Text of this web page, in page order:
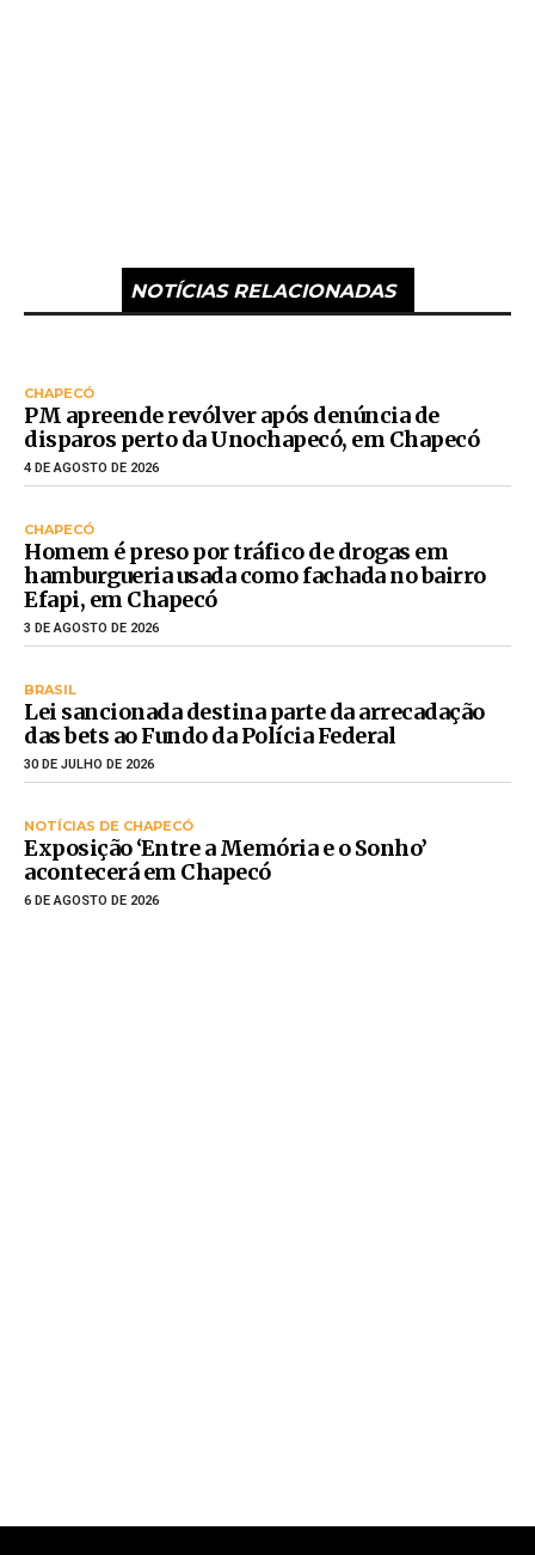
NOTÍCIAS RELACIONADAS
CHAPECÓ
PM apreende revólver após denúncia de
disparos perto da Unochapecó, em Chapecó
4 DE AGOSTO DE 2026
CHAPECÓ
Homem é preso por tráfico de drogas em
hamburgueria usada como fachada no bairro
Efapi, em Chapecó
3 DE AGOSTO DE 2026
BRASIL
Lei sancionada destina parte da arrecadação
das bets ao Fundo da Polícia Federal
30 DE JULHO DE 2026
NOTÍCIAS DE CHAPECÓ
Exposição ‘Entre a Memória e o Sonho’
acontecerá em Chapecó
6 DE AGOSTO DE 2026